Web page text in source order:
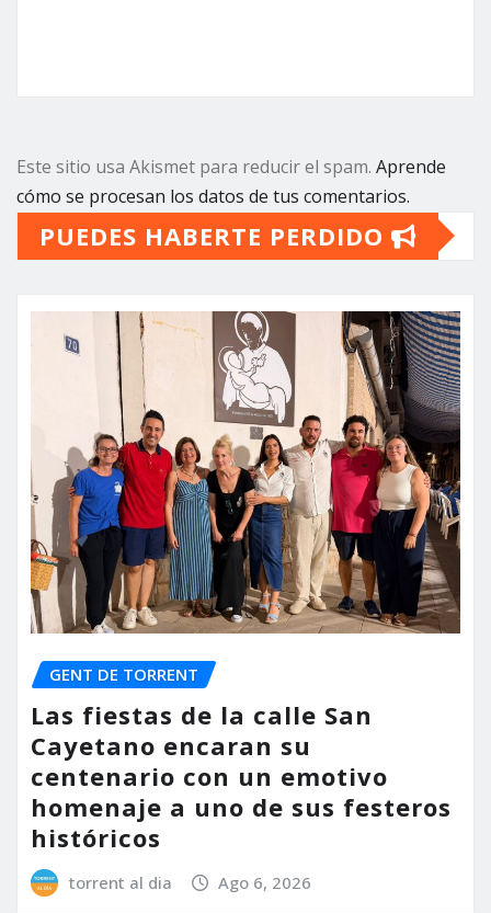
Este sitio usa Akismet para reducir el spam. Aprende
cómo se procesan los datos de tus comentarios.
PUEDES HABERTE PERDIDO
GENT DE TORRENT
Las fiestas de la calle San
Cayetano encaran su
centenario con un emotivo
homenaje a uno de sus festeros
históricos
torrent al dia Ago 6, 2026